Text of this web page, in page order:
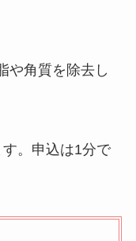
や角質を除去し
。申込は1分で